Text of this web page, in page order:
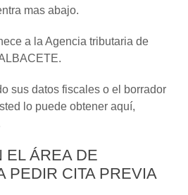
mas abajo.
a la Agencia tributaria de
sus datos fiscales o el borrador
lo puede obtener aquí,
EL ÁREA DE
PEDIR CITA PREVIA